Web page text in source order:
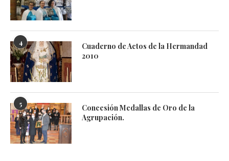
4
Cuaderno de Actos de la Hermandad
2010
5
Concesión Medallas de Oro de la
Agrupación.